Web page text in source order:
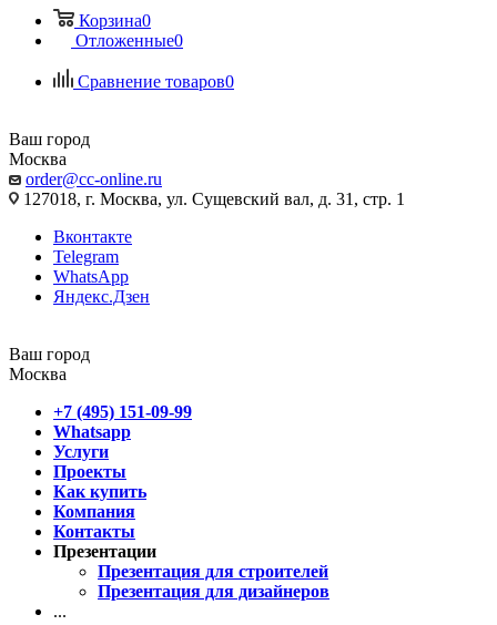
Корзина0
Отложенные0
Сравнение товаров0
Ваш город
Москва
order@cc-online.ru
127018, г. Москва, ул. Сущевский вал, д. 31, стр. 1
Вконтакте
Telegram
WhatsApp
Яндекс.Дзен
Ваш город
Москва
+7 (495) 151-09-99
Whatsapp
Услуги
Проекты
Как купить
Компания
Контакты
Презентации
Презентация для строителей
Презентация для дизайнеров
...